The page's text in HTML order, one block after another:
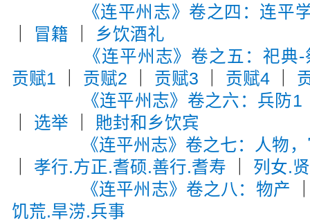
《连平州志》卷之四：连平
冒籍
乡饮酒礼
《连平州志》卷之五：祀典
贡赋1
贡赋2 贡赋3 贡赋4
《连平州志》卷之六：兵防1
选举
貤封和乡饮宾
《连平州志》卷之七：人物
孝行.方正.耆硕.善行.耆寿
列女.
《连平州志》卷之八：物产
饥荒.旱涝.兵事